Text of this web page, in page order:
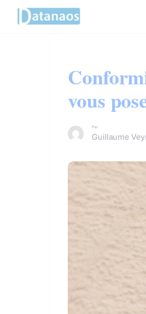
vous
Par
Guillaume
Panneau de gestion des cookies